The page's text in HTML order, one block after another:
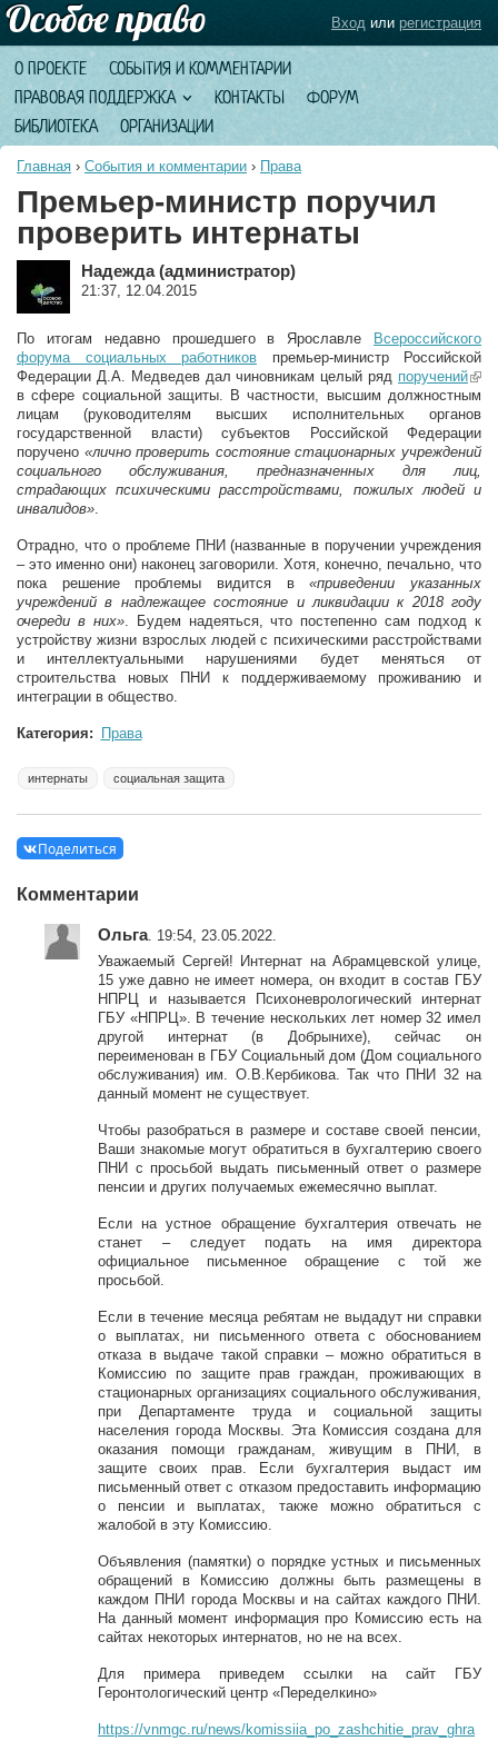
О ПРОЕКТЕ
СОБЫТИЯ И КОММЕНТАРИИ
ПРАВОВАЯ ПОДДЕРЖКА
КОНТАКТЫ
ФОРУМ
БИБЛИОТЕКА
ОРГАНИЗАЦИИ
Вход или регистрация
Главная › События и комментарии › Права
Премьер-министр поручил
проверить интернаты
Надежда (администратор)
21:37, 12.04.2015
По итогам недавно прошедшего в Ярославле
Всероссийского
форума социальных работников премьер-министр Российской
Федерации Д.А. Медведев дал чиновникам целый ряд поручений
в сфере социальной защиты. В частности, высшим должностным
лицам (руководителям высших исполнительных органов
государственной власти) субъектов Российской Федерации
поручено «лично проверить состояние стационарных учреждений
социального обслуживания, предназначенных для лиц,
страдающих психическими расстройствами, пожилых людей и
инвалидов».
Отрадно, что о проблеме ПНИ (названные в поручении учреждения
– это именно они) наконец заговорили. Хотя, конечно, печально, что
пока решение проблемы видится в«приведении указанных
учреждений в надлежащее состояние и ликвидации к 2018 году
очереди в них». Будем надеяться, что постепенно сам подход к
устройству жизни взрослых людей с психическими расстройствами
и интеллектуальными нарушениями будет меняться от
строительства новых ПНИ к поддерживаемому проживанию и
интеграции в общество.
Категория: Права
интернаты социальная защита
Поделиться
Комментарии
Ольга. 19:54, 23.05.2022.
Уважаемый Сергей! Интернат на Абрамцевской улице,
15 уже давно не имеет номера, он входит в состав ГБУ
НПРЦ и называется Психоневрологический интернат
ГБУ «НПРЦ». В течение нескольких лет номер 32 имел
другой интернат (в Добрынихе), сейчас он
переименован в ГБУ Социальный дом (Дом социального
обслуживания) им. О.В.Кербикова. Так что ПНИ 32 на
данный момент не существует.
Чтобы разобраться в размере и составе своей пенсии,
Ваши знакомые могут обратиться в бухгалтерию своего
ПНИ с просьбой выдать письменный ответ о размере
пенсии и других получаемых ежемесячно выплат.
Если на устное обращение бухгалтерия отвечать не
станет – следует подать на имя директора
официальное письменное обращение с той же
просьбой.
Если в течение месяца ребятам не выдадут ни справки
о выплатах, ни письменного ответа с обоснованием
отказа в выдаче такой справки – можно обратиться в
Комиссию по защите прав граждан, проживающих в
стационарных организациях социального обслуживания,
при Департаменте труда и социальной защиты
населения города Москвы. Эта Комиссия создана для
оказания помощи гражданам, живущим в ПНИ, в
защите своих прав. Если бухгалтерия выдаст им
письменный ответ с отказом предоставить информацию
о пенсии и выплатах, также можно обратиться с
жалобой в эту Комиссию.
Объявления (памятки) о порядке устных и письменных
обращений в Комиссию должны быть размещены в
каждом ПНИ города Москвы и на сайтах каждого ПНИ.
На данный момент информация про Комиссию есть на
сайтах некоторых интернатов, но не на всех.
Для примера приведем ссылки на сайт ГБУ
Геронтологический центр «Переделкино»
https://vnmgc.ru/news/komissiia_po_zashchitie_prav_ghra